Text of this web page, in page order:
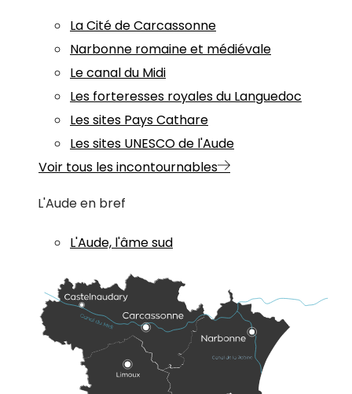
La Cité de Carcassonne
Narbonne romaine et médiévale
Le canal du Midi
Les forteresses royales du Languedoc
Les sites Pays Cathare
Les sites UNESCO de l'Aude
Voir tous les incontournables
L'Aude en bref
L'Aude, l'âme sud